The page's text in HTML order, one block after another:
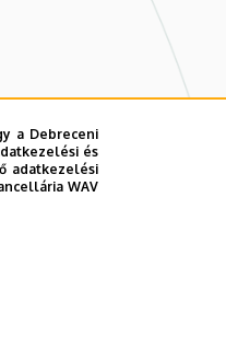
a Debreceni
és
adatkezelési
WAV